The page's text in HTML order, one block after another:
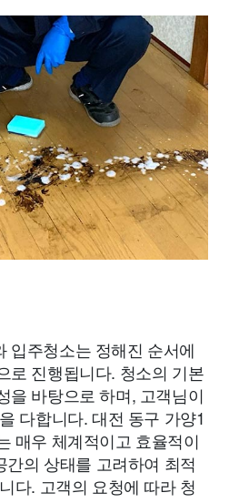
입주청소는 정해진 순서에
로 진행됩니다. 청소의 기본
을 바탕으로 하며, 고객님이
다합니다. 대전 동구 가양1
매우 체계적이고 효율적이
의 상태를 고려하여 최적
다. 고객의 요청에 따라 청